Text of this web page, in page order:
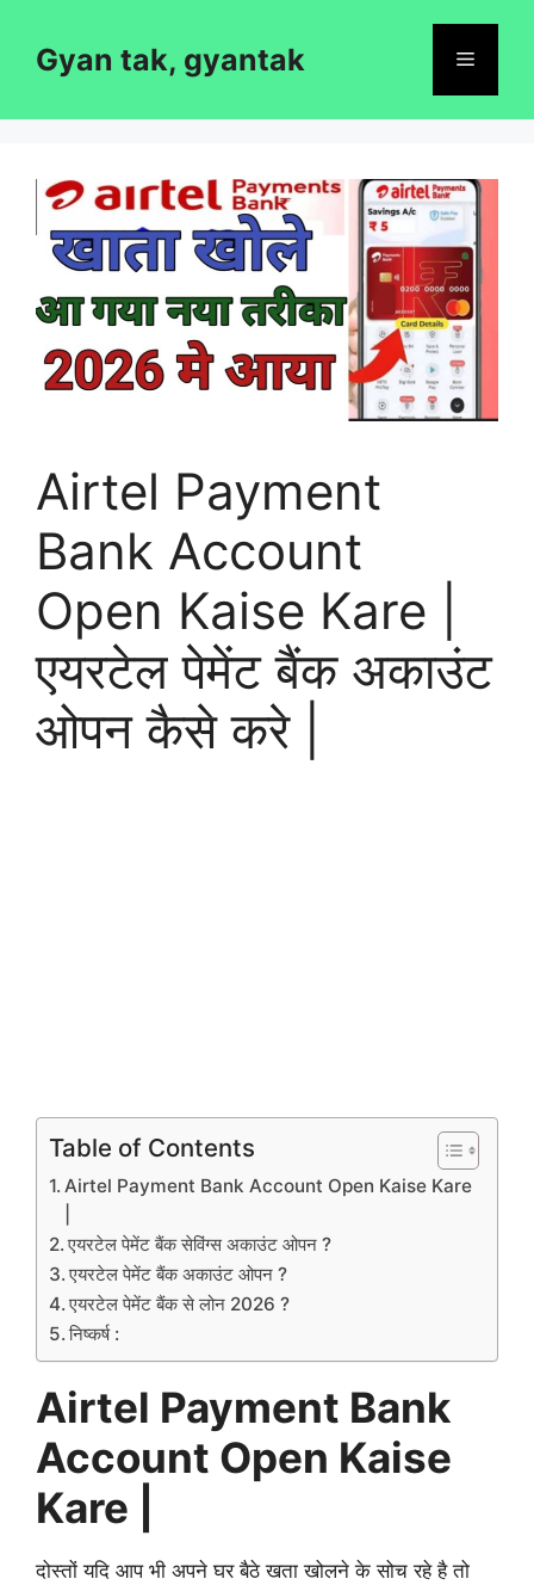
contentGyan tak, gyantak Menu
Airtel Payment
Bank Account
Open Kaise Kare |
एयरटेल पेमेंट बैंक अकाउंट
ओपन कैसे करे |
Table of Contents
Airtel Payment Bank Account Open Kaise Kare
एयरटेल पेमेंट बैंक सेविंग्स अकाउंट ओपन ?
एयरटेल पेमेंट बैंक अकाउंट ओपन ?
एयरटेल पेमेंट बैंक से लोन 2026 ?
निष्कर्ष :
Airtel Payment Bank
Account Open Kaise
Kare |
दोस्तों यदि आप भी अपने घर बैठे खता खोलने के सोच रहे है तो